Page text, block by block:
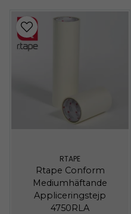
RTAPE
Rtape Conform
Mediumhäftande
Appliceringstejp
4750RLA